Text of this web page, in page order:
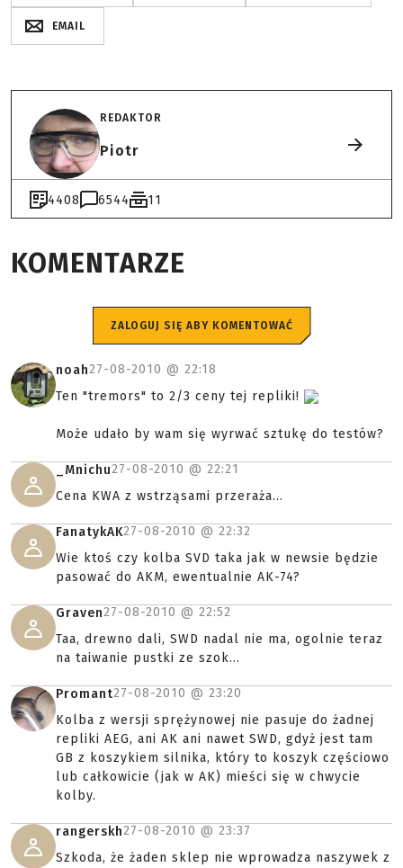
EMAIL
REDAKTOR
Piotr
4408 6544 11
KOMENTARZE
ZALOGUJ SIĘ ABY KOMENTOWAĆ
noah27-08-2010 @ 22:18
Ten "tremors" to 2/3 ceny tej repliki!
Może udało by wam się wyrwać sztukę do testów?
_Mnichu27-08-2010 @ 22:21
Cena KWA z wstrząsami przeraża...
FanatykAK27-08-2010 @ 22:32
Wie ktoś czy kolba SVD taka jak w newsie będzie
pasować do AKM, ewentualnie AK-74?
Graven27-08-2010 @ 22:52
Taa, drewno dali, SWD nadal nie ma, ogolnie teraz
na taiwanie pustki ze szok...
Promant27-08-2010 @ 23:20
Kolba z wersji sprężynowej nie pasuje do żadnej
repliki AEG, ani AK ani nawet SWD, gdyż jest tam
GB z koszykiem silnika, który to koszyk częściowo
lub całkowicie (jak w AK) mieści się w chwycie
kolby.
rangerskh27-08-2010 @ 23:37
Szkoda, że żaden sklep nie wprowadza naszywek z